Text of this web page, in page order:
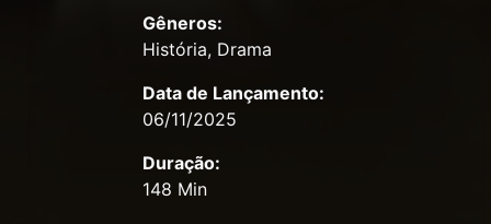
Gêneros:
História, Drama
Data de Lançamento:
06/11/2025
Duração:
148 Min